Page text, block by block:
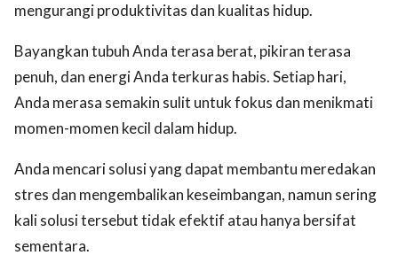
mengurangi produktivitas dan kualitas hidup.
Bayangkan tubuh Anda terasa berat, pikiran terasa
penuh, dan energi Anda terkuras habis. Setiap hari,
Anda merasa semakin sulit untuk fokus dan menikmati
momen-momen kecil dalam hidup.
Anda mencari solusi yang dapat membantu meredakan
stres dan mengembalikan keseimbangan, namun sering
kali solusi tersebut tidak efektif atau hanya bersifat
sementara.